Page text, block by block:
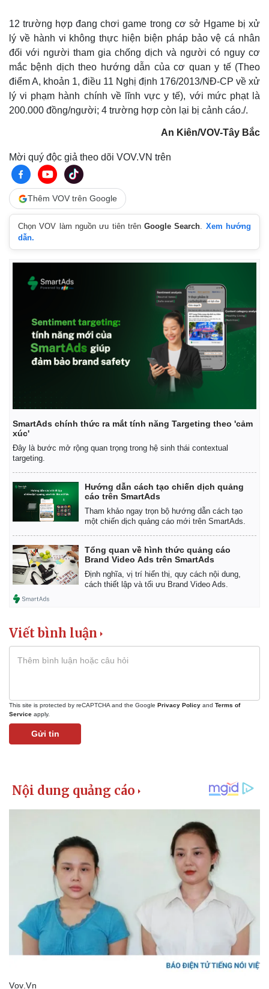
Thế giới
Quan sát
Cuộc sống đó đây
Hồ sơ
Ảnh
E-Magazine
Bất động sản
Khởi nghiệp
Thị trường
Giá vàng
Tiêu dùng
Tỷ giá
Giá cà phê
12 trường hợp đang chơi game trong cơ sở Hgame bị xử
lý về hành vi không thực hiện biện pháp bảo vệ cá nhân
đối với người tham gia chống dịch và người có nguy cơ
mắc bệnh dịch theo hướng dẫn của cơ quan y tế (Theo
điểm A, khoản 1, điều 11 Nghị định 176/2013/NĐ-CP về xử
lý vi phạm hành chính về lĩnh vực y tế), với mức phạt là
200.000 đồng/người; 4 trường hợp còn lại bị cảnh cáo./.
An Kiên/VOV-Tây Bắc
Mời quý độc giả theo dõi VOV.VN trên
Thêm VOV trên Google
Chọn VOV làm nguồn ưu tiên trênGoogle Search. Xem hướng
dẫn.
SmartAds chính thức ra mắt tính năng Targeting theo 'cảm
xúc'
Đây là bước mở rộng quan trọng trong hệ sinh thái contextual
targeting.
Hướng dẫn cách tạo chiến dịch quảng
cáo trên SmartAds
Tham khảo ngay trọn bộ hướng dẫn cách tạo
một chiến dịch quảng cáo mới trên SmartAds.
Tổng quan về hình thức quảng cáo
Brand Video Ads trên SmartAds
Định nghĩa, vị trí hiển thị, quy cách nội dung,
cách thiết lập và tối ưu Brand Video Ads.
Viết bình luận
This site is protected by reCAPTCHA and the Google Privacy Policy and Terms of
Service apply.
Gửi tin